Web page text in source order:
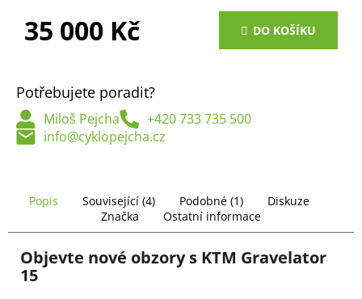
35 000 Kč DO KOŠÍKU
Potřebujete poradit?
Miloš Pejcha
+420 733 735 500
info@cyklopejcha.cz
Popis Související (4) Podobné (1)
Diskuze
Značka
Ostatní informace
Objevte nové obzory s KTM Gravelator
15
u
e